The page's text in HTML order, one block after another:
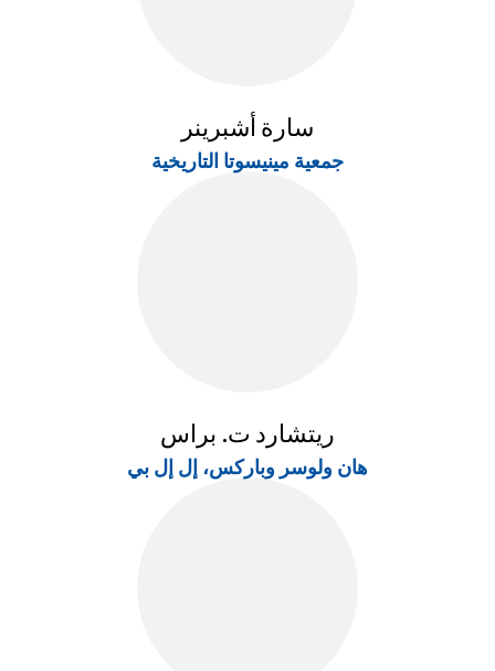
سارة أشبرينر
جمعية مينيسوتا التاريخية
ريتشارد ت. براس
هان ولوسر وباركس، إل إل بي